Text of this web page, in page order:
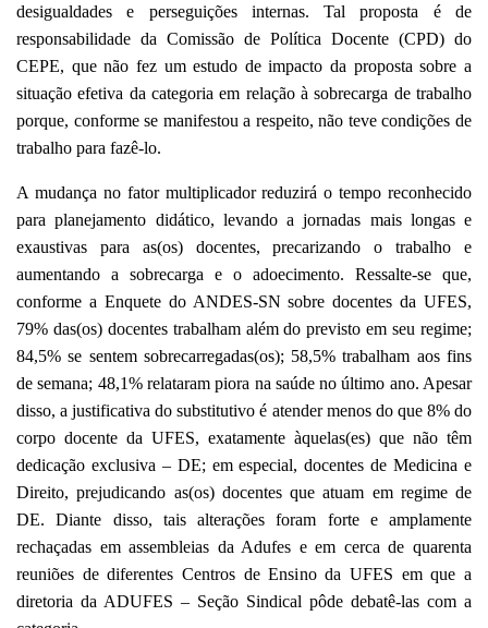
desigualdades e perseguições internas. Tal proposta é de
responsabilidade da Comissão de Política Docente (CPD) do
CEPE, que não fez um estudo de impacto da proposta sobre a
situação efetiva da categoria em relação à sobrecarga de trabalho
porque, conforme se manifestou a respeito, não teve condições de
trabalho para fazê-lo.
A mudança no fator multiplicador reduzirá o tempo reconhecido
para planejamento didático, levando a jornadas mais longas e
exaustivas para as(os) docentes,precarizando o trabalho e
aumentando a sobrecarga e o adoecimento. Ressalte-se que,
conforme a Enquete do ANDES-SN sobre docentes da UFES,
79% das(os) docentes trabalham além do previsto em seu regime;
84,5% se sentem sobrecarregadas(os); 58,5% trabalham aos fins
de semana; 48,1% relataram piora na saúde no último ano. Apesar
disso, a justificativa do substitutivo é atendermenos do que 8% do
corpo docente da UFES, exatamente àquelas(es) que não têm
dedicação exclusiva – DE; em especial, docentes de Medicina e
Direito, prejudicando as(os) docentes que atuam em regime de
DE. Diante disso, tais alterações foram forte e amplamente
rechaçadas em assembleias da Adufes e em cerca de quarenta
reuniões de diferentes Centros de Ensino da UFES em que a
diretoria da ADUFES – Seção Sindical pôde debatê-las com a